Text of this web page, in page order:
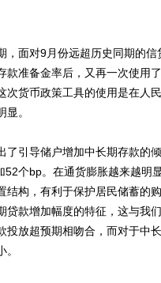
面对9月份远超历史同期的信
款准备金率后，又再一次使用
次货币政策工具的使用是在人
。
引导储户增加中长期存款的
个bp。在通货膨胀越来越明
结构，有利于保护居民储蓄的
贷款增加幅度的特征，这与我
投放超预期相吻合，而对于中